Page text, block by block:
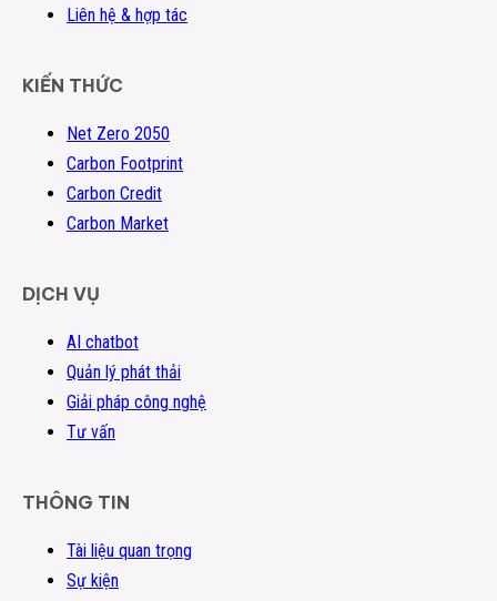
Liên hệ & hợp tác
KIẾN THỨC
Net Zero 2050
Carbon Footprint
Carbon Credit
Carbon Market
DỊCH VỤ
AI chatbot
Quản lý phát thải
Giải pháp công nghệ
Tư vấn
THÔNG TIN
Tài liệu quan trọng
Sự kiện